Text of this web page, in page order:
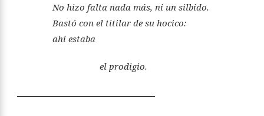
No hizo falta nada más, ni un silbido.
Bastó con el titilar de su hocico:
ahí estaba
el prodigio.
—————————————